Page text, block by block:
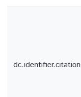
dc.identifier.citation